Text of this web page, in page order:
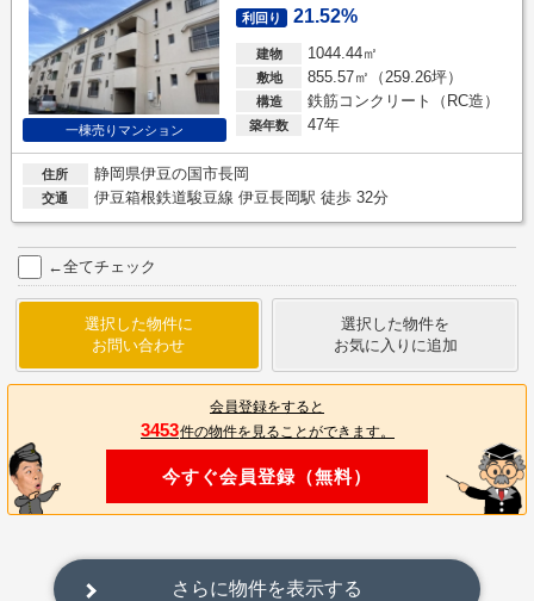
一棟売りマンション
利回り 21.52%
建物 1044.44㎡
敷地 855.57㎡（259.26坪）
構造 鉄筋コンクリート（RC造）
築年数 47年
住所 静岡県伊豆の国市長岡
交通 伊豆箱根鉄道駿豆線 伊豆長岡駅 徒歩 32分
←全てチェック
選択した物件に
お問い合わせ
選択した物件を
お気に入りに追加
会員登録をすると
3453件の物件を見ることができます。
今すぐ会員登録（無料）
さらに物件を表示する